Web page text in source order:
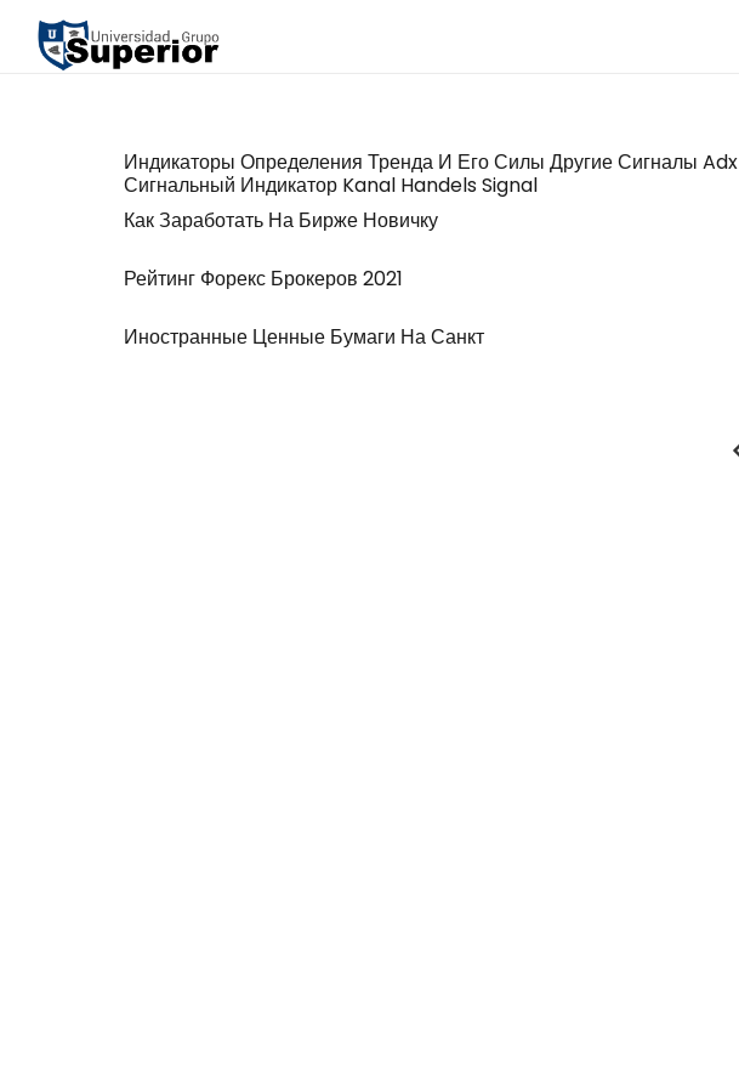
Индикаторы Определения Тренда И Его Силы Другие Сигналы Adx
Сигнальный Индикатор Kanal Handels Signal
Как Заработать На Бирже Новичку
Рейтинг Форекс Брокеров 2021
Иностранные Ценные Бумаги На Санкт